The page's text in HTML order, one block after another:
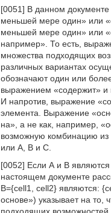
[0051] В данном
меньшей мере один» или
меньшей мере один» или
например». То есть,
множества подходящих
различных вариантах
обозначают один или
выражением «содержит» и
И напротив, выражение
элемента. Выражение
на», а не как, например,
возможную комбинацию
или А, В и С.
[0052] Если А и В
настоящем документе
В={cell1, cell2} являются:
основе») указывает на